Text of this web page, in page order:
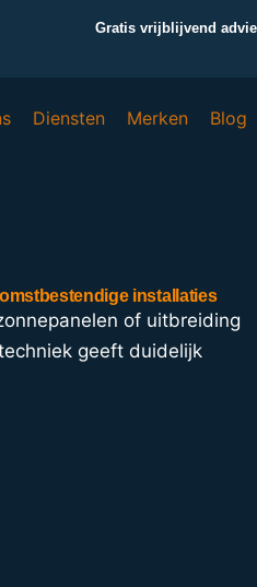
Gratis vrijblijvend
Diensten Merken Blog
installaties
of uitbreiding
geeft duidelijk